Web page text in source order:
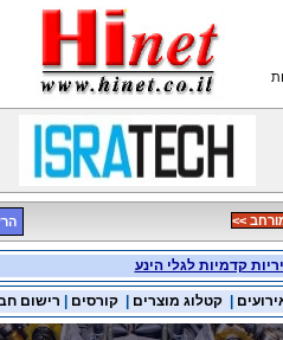
מורחב
קדמיות לגלי הינע
|קטלוג מוצרים |קורסים רישום